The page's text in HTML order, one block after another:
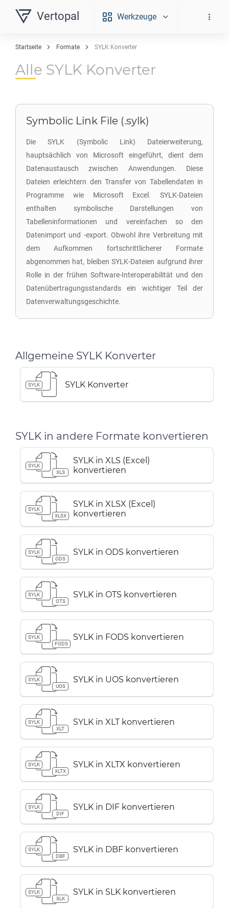
Vertopal Werkzeuge
Startseite Formate SYLK Konverter
Alle SYLK Konverter
Symbolic Link File (.sylk)
Die SYLK (Symbolic Link) Dateierweiterung,
hauptsächlich von Microsoft eingeführt, dient dem
Datenaustausch zwischen Anwendungen. Diese
Dateien erleichtern den Transfer von Tabellendaten in
Programme wie Microsoft Excel. SYLK-Dateien
enthalten symbolische Darstellungen von
Tabelleninformationen und vereinfachen so den
Datenimport und -export. Obwohl ihre Verbreitung mit
dem Aufkommen fortschrittlicherer Formate
abgenommen hat, bleiben SYLK-Dateien aufgrund ihrer
Rolle in der frühen Software-Interoperabilität und den
Datenübertragungsstandards ein wichtiger Teil der
Datenverwaltungsgeschichte.
Allgemeine SYLK Konverter
SYLK SYLK Konverter
SYLK in andere Formate konvertieren
SYLK
XLS
SYLK in XLS (Excel)
konvertieren
SYLK
XLSX
SYLK in XLSX (Excel)
konvertieren
SYLK
ODS
SYLK in ODS konvertieren
SYLK
OTS
SYLK in OTS konvertieren
SYLK
FODS
SYLK in FODS konvertieren
SYLK
UOS
SYLK in UOS konvertieren
SYLK
XLT
SYLK in XLT konvertieren
SYLK
XLTX
SYLK in XLTX konvertieren
SYLK
DIF
SYLK in DIF konvertieren
SYLK
DBF
SYLK in DBF konvertieren
SYLK
SLK
SYLK in SLK konvertieren